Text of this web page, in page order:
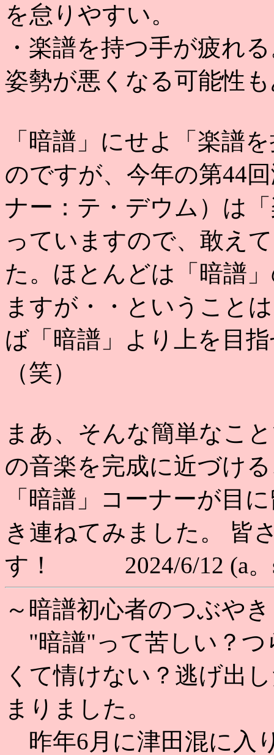
を怠りやすい。
・楽譜を持つ手が疲れ
姿勢が悪くなる可能性
「暗譜」にせよ「楽譜
のですが、今年の第44
ナー：テ・デウム）は
っていますので、敢え
た。ほとんどは「暗譜
ますが・・ということ
ば「暗譜」より上を目
（笑）
まあ、そんな簡単なこ
の音楽を完成に近づけ
「暗譜」コーナーが目
き連ねてみました。 皆
す！ 2024/6/12 (a。
～暗譜初心者のつぶや
"暗譜"って苦しい？つ
くて情けない？逃げ出
まりました。
昨年6月に津田混に入